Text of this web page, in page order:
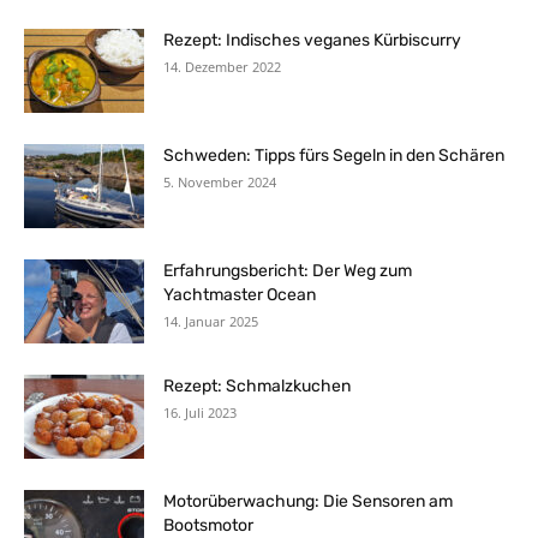
Rezept: Indisches veganes Kürbiscurry
14. Dezember 2022
Schweden: Tipps fürs Segeln in den Schären
5. November 2024
Erfahrungsbericht: Der Weg zum
Yachtmaster Ocean
14. Januar 2025
Rezept: Schmalzkuchen
16. Juli 2023
Motorüberwachung: Die Sensoren am
Bootsmotor